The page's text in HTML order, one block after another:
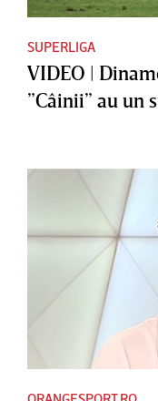
SUPERLIGA
VIDEO |
”Câinii” au un